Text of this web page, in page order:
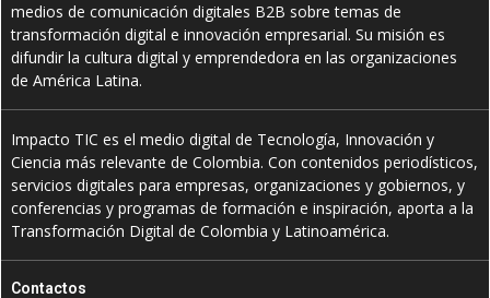
medios de comunicación digitales B2B sobre temas de
transformación digital e innovación empresarial. Su misión es
difundir la cultura digital y emprendedora en las organizaciones
de América Latina.
Impacto TIC es el medio digital de Tecnología, Innovación y
Ciencia más relevante de Colombia. Con contenidos periodísticos,
servicios digitales para empresas, organizaciones y gobiernos, y
conferencias y programas de formación e inspiración, aporta a la
Transformación Digital de Colombia y Latinoamérica.
Contactos